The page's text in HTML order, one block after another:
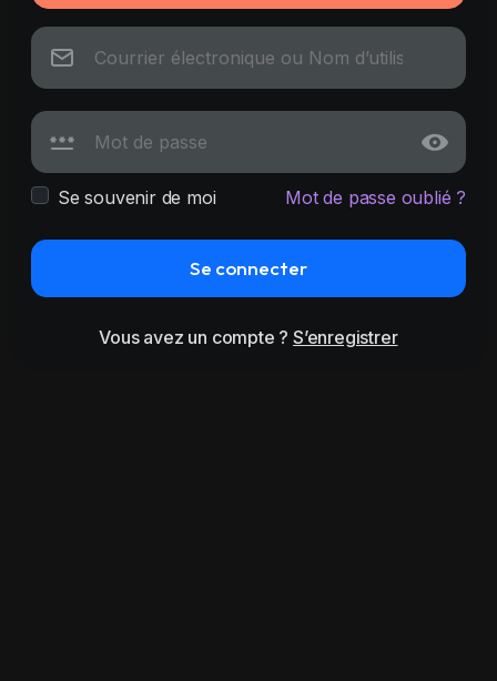
Se souvenir de moi Mot de passe oublié ?
Se connecter
Vous avez un compte ?S’enregistrer